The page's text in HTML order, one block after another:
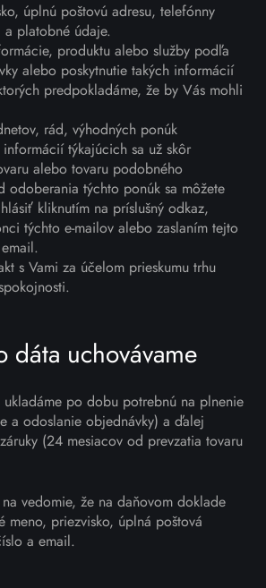
úplnú poštovú adresu, telefónny
a platobné údaje.
produktu alebo služby podľa
alebo poskytnutie takých informácií
predpokladáme, že by Vás mohli
rád, výhodných ponúk
informácií týkajúcich sa už skôr
alebo tovaru podobného
odoberania týchto ponúk sa môžete
kliknutím na príslušný odkaz,
týchto e-mailov alebo zaslaním tejto
s Vami za účelom prieskumu trhu
dáta uchovávame
ukladáme po dobu potrebnú na plnenie
a odoslanie objednávky) a ďalej
(24 mesiacov od prevzatia tovaru
vedomie, že na daňovom doklade
meno, priezvisko, úplná poštová
a email.